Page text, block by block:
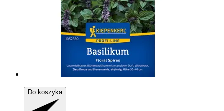
Do koszyka